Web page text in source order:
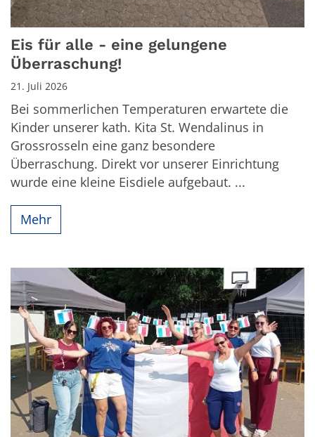
Eis für alle - eine gelungene
Überraschung!
21. Juli 2026
Bei sommerlichen Temperaturen erwartete die
Kinder unserer kath. Kita St. Wendalinus in
Grossrosseln eine ganz besondere
Überraschung. Direkt vor unserer Einrichtung
wurde eine kleine Eisdiele aufgebaut. ...
Mehr